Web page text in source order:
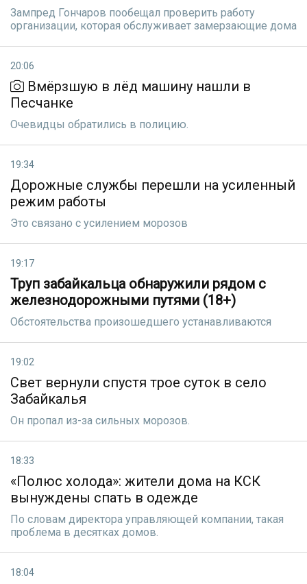
Зампред Гончаров пообещал проверить работу
организации, которая обслуживает замерзающие дома
20:06
Вмёрзшую в лёд машину нашли в
Песчанке
Очевидцы обратились в полицию.
19:34
Дорожные службы перешли на усиленный
режим работы
Это связано с усилением морозов
19:17
Труп забайкальца обнаружили рядом с
железнодорожными путями (18+)
Обстоятельства произошедшего устанавливаются
19:02
Свет вернули спустя трое суток в село
Забайкалья
Он пропал из-за сильных морозов.
18:33
«Полюс холода»: жители дома на КСК
вынуждены спать в одежде
По словам директора управляющей компании, такая
проблема в десятках домов.
18:04